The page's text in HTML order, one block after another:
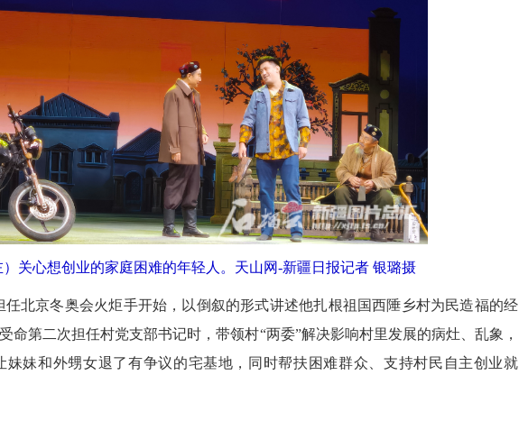
）关心想创业的家庭困难的年轻人。天山网-新疆日报记者 银璐摄
北京冬奥会火炬手开始，以倒叙的形式讲述他扎根祖国西陲乡村为民造福的经
命第二次担任村党支部书记时，带领村“两委”解决影响村里发展的病灶、乱象，
妹和外甥女退了有争议的宅基地，同时帮扶困难群众、支持村民自主创业就